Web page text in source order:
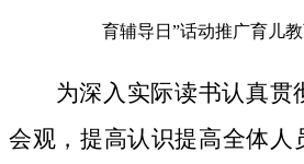
育辅导日”话动推广育儿
为深入实际读书认真贯
会观，提高认识提高全体人